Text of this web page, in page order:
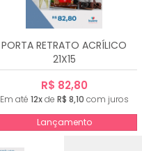
PORTA RETRATO ACRÍLICO
21X15
R$ 82,80
Em até 12xde R$ 8,10 com juros
Lançamento